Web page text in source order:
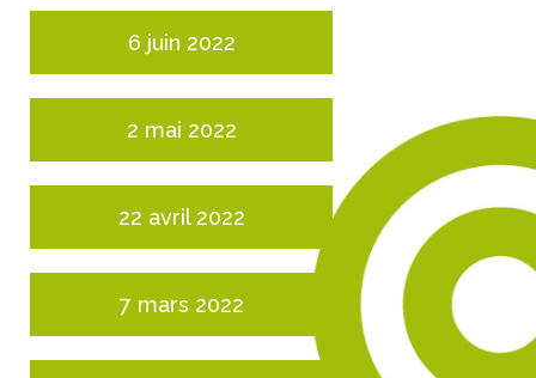
6 juin 2022
2 mai 2022
22 avril 2022
7 mars 2022